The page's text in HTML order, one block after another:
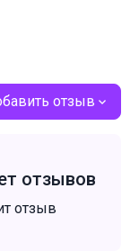
отзыв
отзывов
отзыв